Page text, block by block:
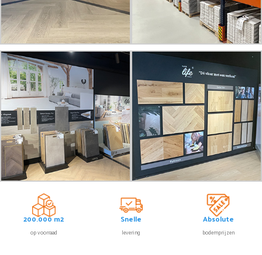
200.000 m2
op voorraad
Snelle
levering
Absolute
bodemprijzen